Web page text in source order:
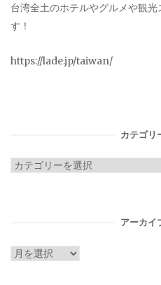
台湾全土のホテルやグルメや観
す！
https://lade.jp/taiwan/
カテゴリ
カ
アーカイ
ア